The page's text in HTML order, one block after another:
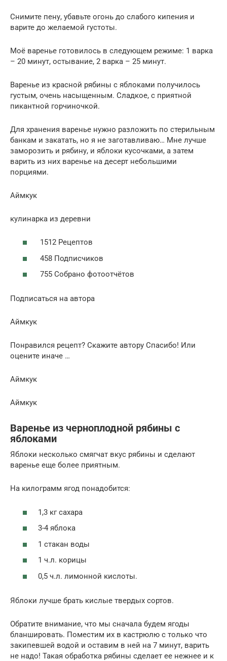
Снимите пену, убавьте огонь до слабого кипения и
варите до желаемой густоты.
Моё варенье готовилось в следующем режиме: 1 варка
– 20 минут, остывание, 2 варка – 25 минут.
Варенье из красной рябины с яблоками получилось
густым, очень насыщенным. Сладкое, с приятной
пикантной горчиночкой.
Для хранения варенье нужно разложить по стерильным
банкам и закатать, но я не заготавливаю… Мне лучше
заморозить и рябину, и яблоки кусочками, а затем
варить из них варенье на десерт небольшими
порциями.
Аймкук
кулинарка из деревни
1512 Рецептов
458 Подписчиков
755 Собрано фотоотчётов
Подписаться на автора
Аймкук
Понравился рецепт? Скажите автору Спасибо! Или
оцените иначе …
Аймкук
Аймкук
Варенье из черноплодной рябины с
яблоками
Яблоки несколько смягчат вкус рябины и сделают
варенье еще более приятным.
На килограмм ягод понадобится:
1,3 кг сахара
3-4 яблока
1 стакан воды
1 ч.л. корицы
0,5 ч.л. лимонной кислоты.
Яблоки лучше брать кислые твердых сортов.
Обратите внимание, что мы сначала будем ягоды
бланшировать. Поместим их в кастрюлю с только что
закипевшей водой и оставим в ней на 7 минут, варить
не надо! Такая обработка рябины сделает ее нежнее и к